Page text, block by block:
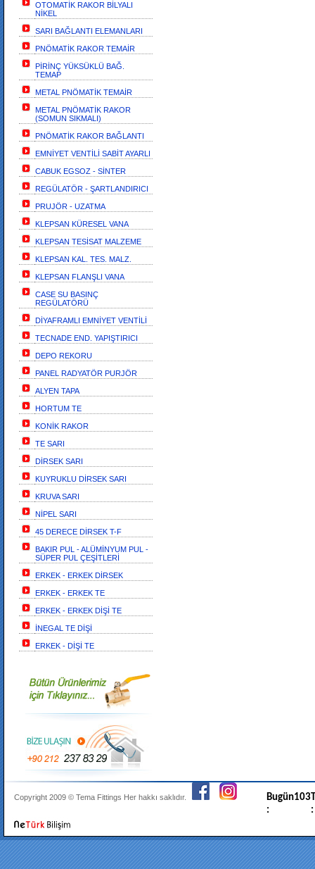
OTOMATİK RAKOR BİLYALI
NİKEL
SARI BAĞLANTI ELEMANLARI
PNÖMATİK RAKOR TEMAİR
PİRİNÇ YÜKSÜKLÜ BAĞ.
TEMAP
METAL PNÖMATİK TEMAİR
METAL PNÖMATİK RAKOR
(SOMUN SIKMALI)
PNÖMATİK RAKOR BAĞLANTI
EMNİYET VENTİLİ SABİT AYARLI
CABUK EGSOZ - SİNTER
REGÜLATÖR - ŞARTLANDIRICI
PRUJÖR - UZATMA
KLEPSAN KÜRESEL VANA
KLEPSAN TESİSAT MALZEME
KLEPSAN KAL. TES. MALZ.
KLEPSAN FLANŞLI VANA
CASE SU BASINÇ
REGÜLATÖRÜ
DİYAFRAMLI EMNİYET VENTİLİ
TECNADE END. YAPIŞTIRICI
DEPO REKORU
PANEL RADYATÖR PURJÖR
ALYEN TAPA
HORTUM TE
KONİK RAKOR
TE SARI
DİRSEK SARI
KUYRUKLU DİRSEK SARI
KRUVA SARI
NİPEL SARI
45 DERECE DİRSEK T-F
BAKIR PUL - ALÜMİNYUM PUL -
SÜPER PUL ÇEŞİTLERİ
ERKEK - ERKEK DİRSEK
ERKEK - ERKEK TE
ERKEK - ERKEK DİŞİ TE
İNEGAL TE DİŞİ
ERKEK - DİŞİ TE
Copyright 2009 © Tema Fittings Her hakkı saklıdır.
Bugün
:
103
: